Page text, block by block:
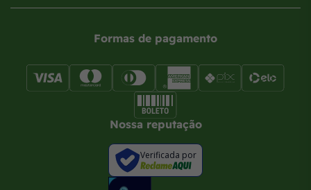
Formas de pagamento
Nossa reputação
Verificada por